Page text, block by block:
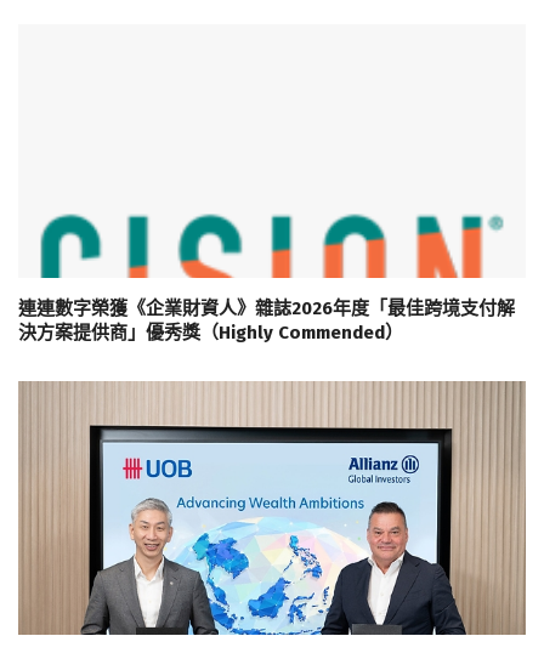
連連數字榮獲《企業財資人》雜誌2026年度「最佳跨境支付解
決方案提供商」優秀獎（Highly Commended）